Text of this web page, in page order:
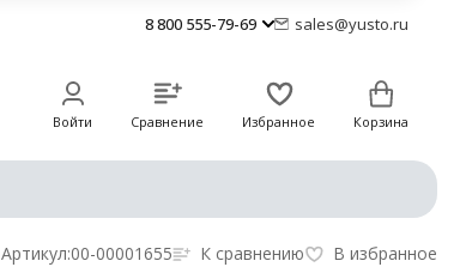
8 800 555-79-69 sales@yusto.ru
Войти Сравнение Избранное Корзина
Артикул:00-00001655 К сравнению В избранное